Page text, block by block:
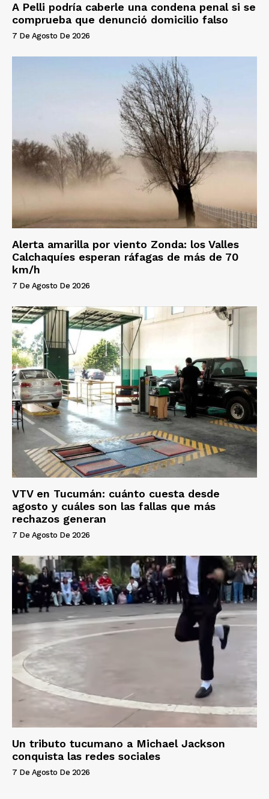
A Pelli podría caberle una condena penal si se
comprueba que denunció domicilio falso
7 De Agosto De 2026
Alerta amarilla por viento Zonda: los Valles
Calchaquíes esperan ráfagas de más de 70
km/h
7 De Agosto De 2026
VTV en Tucumán: cuánto cuesta desde
agosto y cuáles son las fallas que más
rechazos generan
7 De Agosto De 2026
Un tributo tucumano a Michael Jackson
conquista las redes sociales
7 De Agosto De 2026